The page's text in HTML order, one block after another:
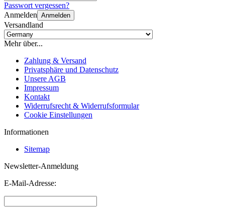
Passwort vergessen?
Anmelden Anmelden
Versandland
Mehr über...
Zahlung & Versand
Privatsphäre und Datenschutz
Unsere AGB
Impressum
Kontakt
Widerrufsrecht & Widerrufsformular
Cookie Einstellungen
Informationen
Sitemap
Newsletter-Anmeldung
E-Mail-Adresse: